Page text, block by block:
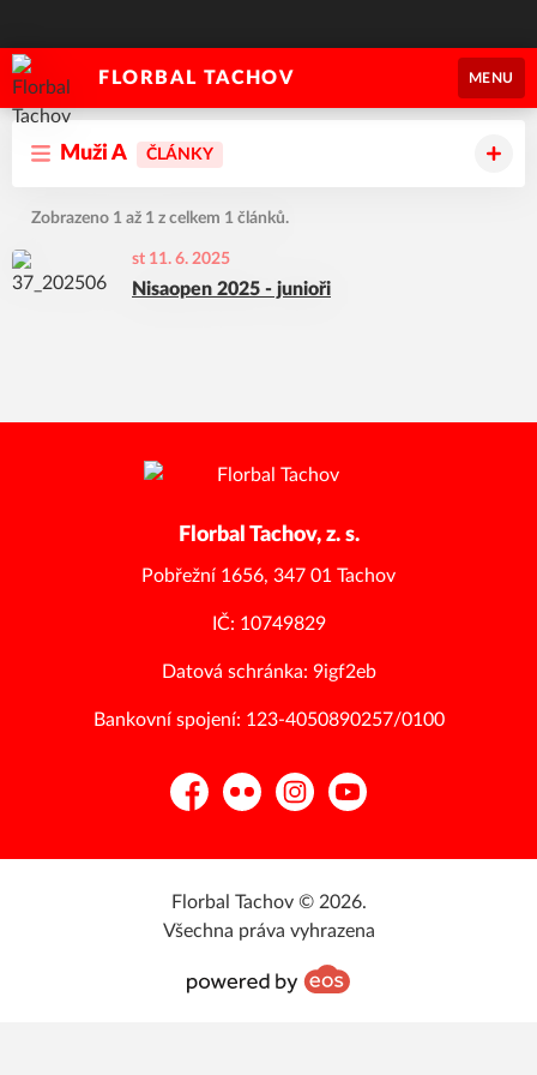
FLORBAL TACHOV MENU
Muži A ČLÁNKY
Zobrazeno 1 až 1 z celkem 1 článků.
st 11. 6. 2025
Nisaopen 2025 - junioři
Florbal Tachov, z. s.
Pobřežní 1656, 347 01 Tachov
IČ: 10749829
Datová schránka: 9igf2eb
Bankovní spojení: 123-4050890257/0100
FacebookFlickr InstagramYouTube
Florbal Tachov © 2026.
Všechna práva vyhrazena